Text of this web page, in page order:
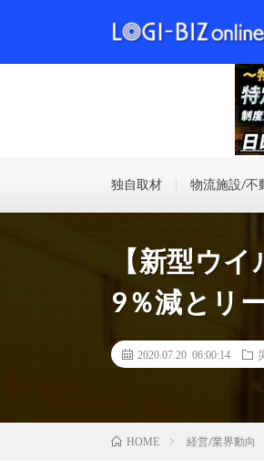
独自取材 物流施設/不
【新型ウ
9％減とリ
2020.07.20 06:00:14
HOME 経営/業界動向